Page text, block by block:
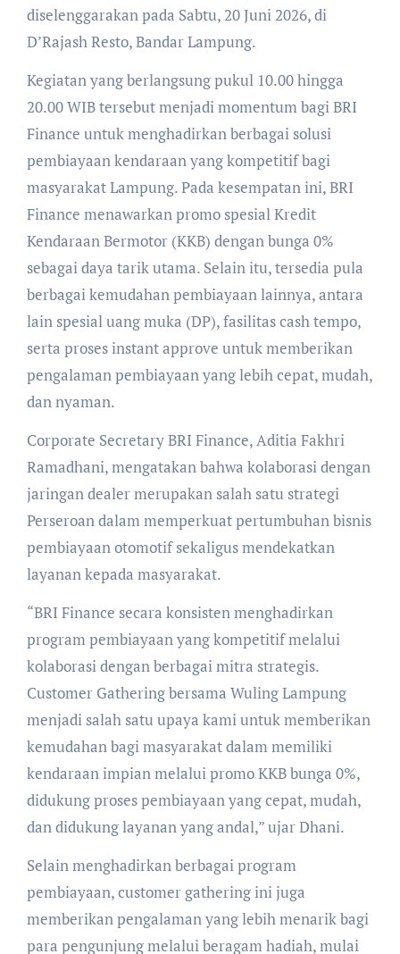
diselenggarakan pada Sabtu, 20 Juni 2026, di
D’Rajash Resto, Bandar Lampung.
Kegiatan yang berlangsung pukul 10.00 hingga
20.00 WIB tersebut menjadi momentum bagi BRI
Finance untuk menghadirkan berbagai solusi
pembiayaan kendaraan yang kompetitif bagi
masyarakat Lampung. Pada kesempatan ini, BRI
Finance menawarkan promo spesial Kredit
Kendaraan Bermotor (KKB) dengan bunga 0%
sebagai daya tarik utama. Selain itu, tersedia pula
berbagai kemudahan pembiayaan lainnya, antara
lain spesial uang muka (DP), fasilitas cash tempo,
serta proses instant approve untuk memberikan
pengalaman pembiayaan yang lebih cepat, mudah,
dan nyaman.
Corporate Secretary BRI Finance, Aditia Fakhri
Ramadhani, mengatakan bahwa kolaborasi dengan
jaringan dealer merupakan salah satu strategi
Perseroan dalam memperkuat pertumbuhan bisnis
pembiayaan otomotif sekaligus mendekatkan
layanan kepada masyarakat.
“BRI Finance secara konsisten menghadirkan
program pembiayaan yang kompetitif melalui
kolaborasi dengan berbagai mitra strategis.
Customer Gathering bersama Wuling Lampung
menjadi salah satu upaya kami untuk memberikan
kemudahan bagi masyarakat dalam memiliki
kendaraan impian melalui promo KKB bunga 0%,
didukung proses pembiayaan yang cepat, mudah,
dan didukung layanan yang andal,” ujar Dhani.
Selain menghadirkan berbagai program
pembiayaan, customer gathering ini juga
memberikan pengalaman yang lebih menarik bagi
para pengunjung melalui beragam hadiah, mulai